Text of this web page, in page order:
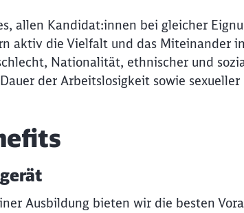
allen Kandidat:innen bei gleicher
aktiv die Vielfalt und das Miteinander
Nationalität, ethnischer und
der Arbeitslosigkeit sowie
Ausbildung bieten wir die besten